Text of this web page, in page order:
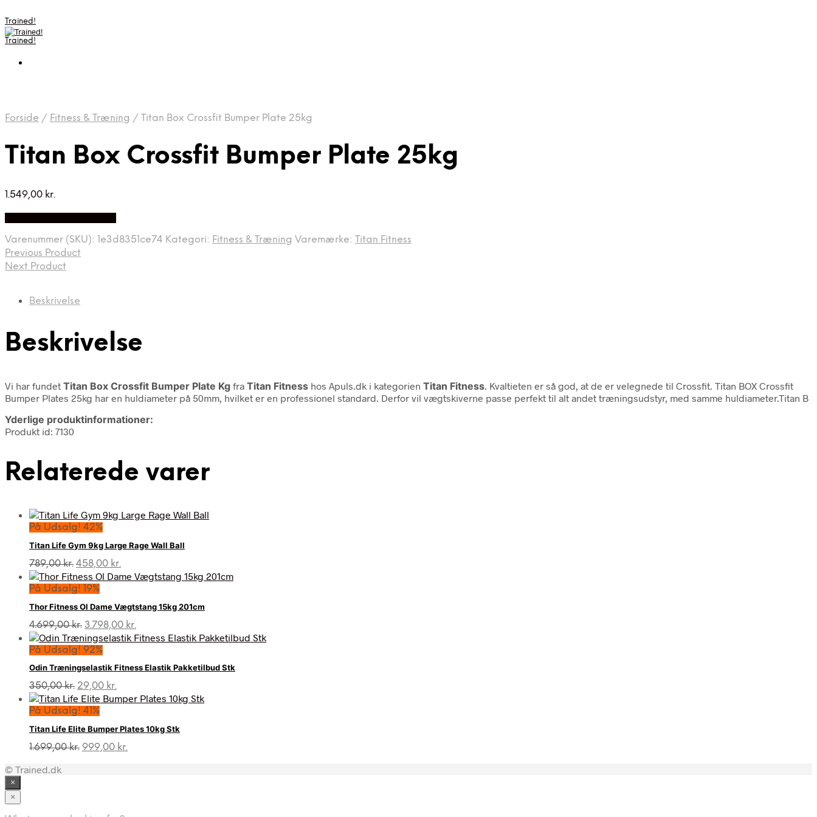
Trained!
Trained!
Forside / Fitness & Træning / Titan Box Crossfit Bumper Plate 25kg
Titan Box Crossfit Bumper Plate 25kg
1.549,00 kr.
Varenummer (SKU): 1e3d8351ce74 Kategori: Fitness & Træning Varemærke: Titan Fitness
Previous Product
Next Product
Beskrivelse
Beskrivelse
Vi har fundet Titan Box Crossfit Bumper Plate Kg fra Titan Fitness hos Apuls.dk i kategorien Titan Fitness . Kvaltieten er så god, at de er velegnede til Crossfit. Titan BOX Crossfit
Bumper Plates 25kg har en huldiameter på 50mm, hvilket er en professionel standard. Derfor vil vægtskiverne passe perfekt til alt andet træningsudstyr, med samme huldiameter.Titan B
Yderlige produktinformationer:
Produkt id: 7130
Relaterede varer
På Udsalg! 42%
Titan Life Gym 9kg Large Rage Wall Ball
789,00kr. Den
oprindelige
pris
789,00 kr..
458,00 kr.
aktuelle
458,00 kr..
På Udsalg! 19%
Thor Fitness Ol Dame Vægtstang 15kg 201cm
4.699,00kr. Den
oprindelige
pris
4.699,00 kr..
3.798,00 kr.
aktuelle
3.798,00 kr..
På Udsalg! 92%
Odin Træningselastik Fitness Elastik Pakketilbud Stk
350,00kr. Den
oprindelige
pris
350,00 kr..
29,00 kr.
aktuelle
29,00 kr..
På Udsalg! 41%
Titan Life Elite Bumper Plates 10kg Stk
1.699,00kr. Den
999,00 kr.
© Trained.dk
×
×